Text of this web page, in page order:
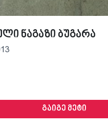
ნაგაზი ბუგარა
გაიგე მეტი